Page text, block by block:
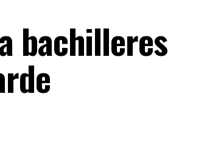
bachilleres